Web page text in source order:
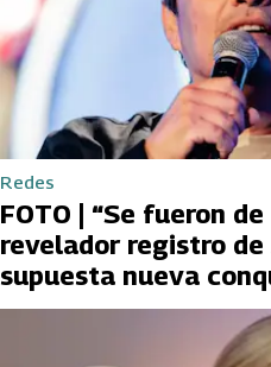
Redes
FOTO | “Se fueron
revelador registro de
supuesta nueva